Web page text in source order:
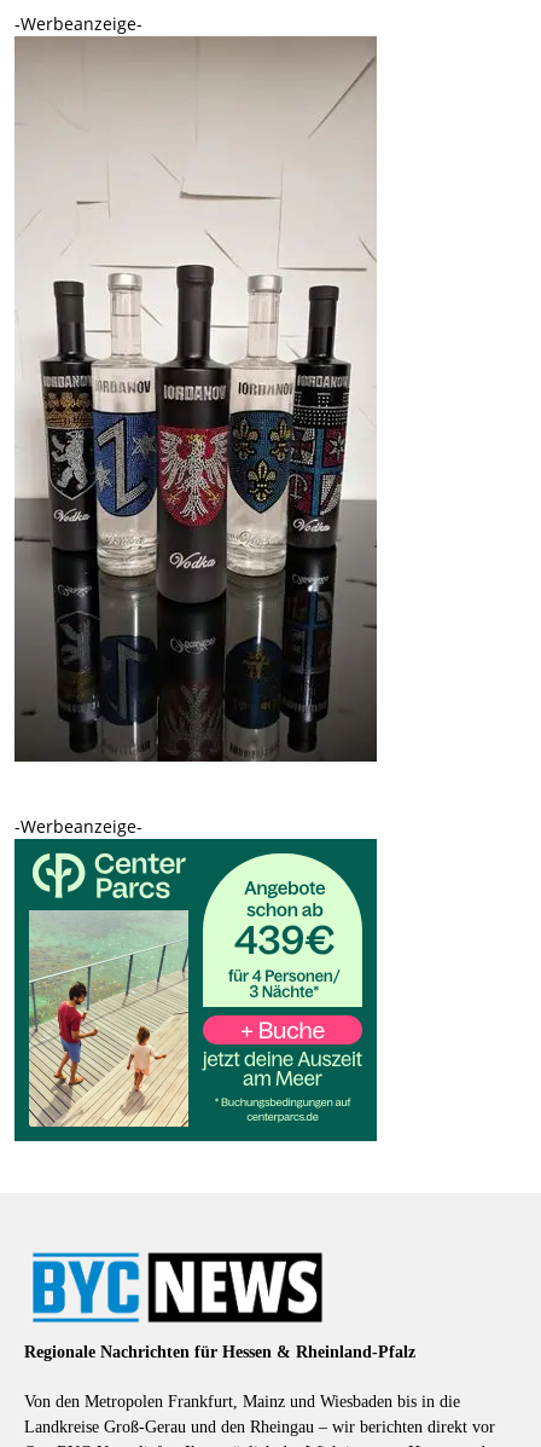
-Werbeanzeige-
-Werbeanzeige-
Regionale Nachrichten für Hessen & Rheinland-Pfalz
Von den Metropolen Frankfurt, Mainz und Wiesbaden bis in die
Landkreise Groß-Gerau und den Rheingau – wir berichten direkt vor